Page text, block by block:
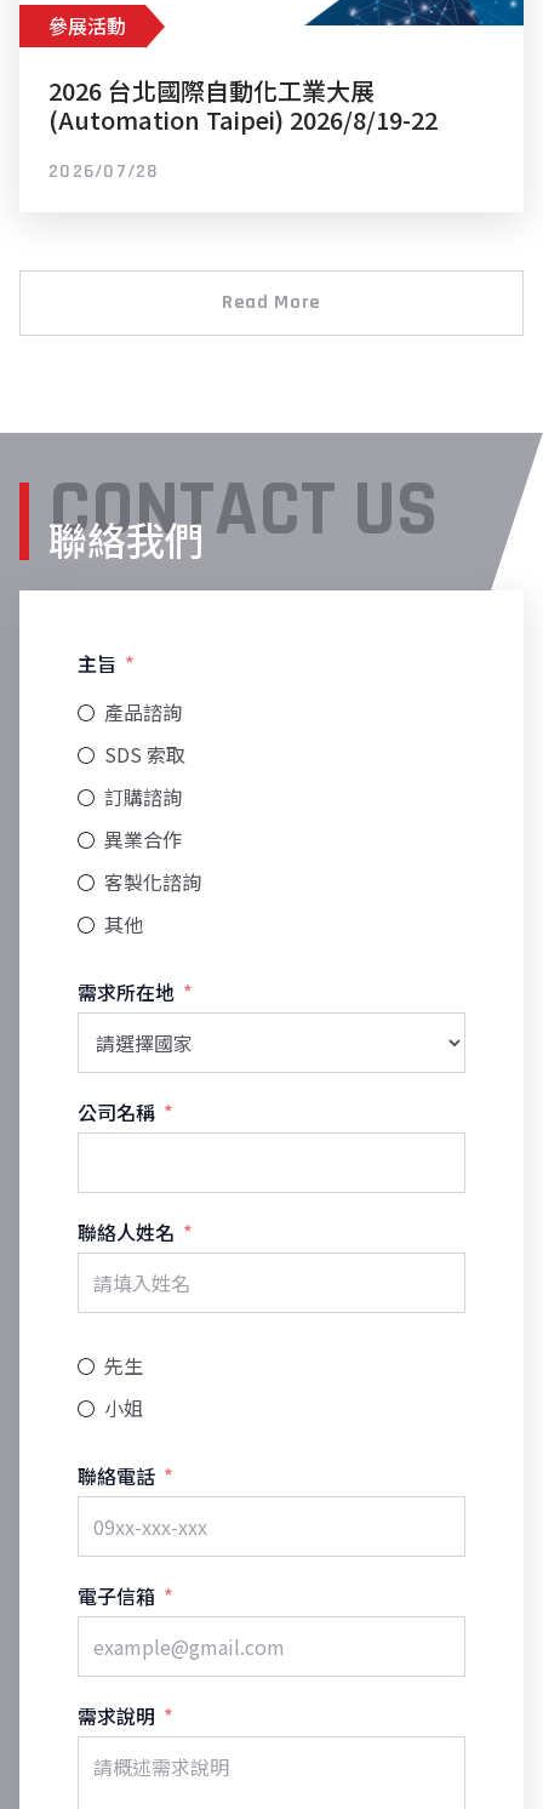
參展活動
2026 台北國際自動化工業大展
(Automation Taipei) 2026/8/19-22
2026/07/28
Read More
聯絡我們
CONTACT US
主旨
產品諮詢
SDS 索取
訂購諮詢
異業合作
客製化諮詢
其他
需求所在地
公司名稱
聯絡人姓名
先生
小姐
聯絡電話
電子信箱
需求說明